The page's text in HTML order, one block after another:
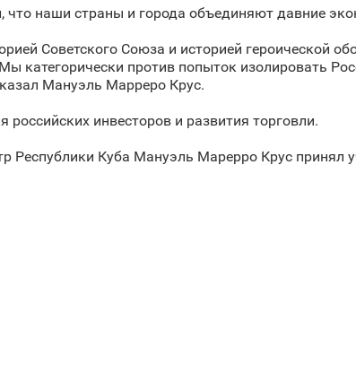
наши страны и города объединяют давние
Советского Союза и историей героической
категорически против попыток изолировать
Мануэль Марреро Крус.
инвесторов и развития торговли.
Республики Куба Мануэль Марерро Крус принял